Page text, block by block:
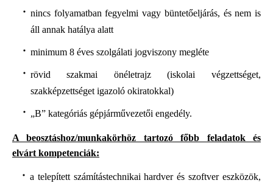
nincs folyamatban fegyelmi vagy büntetőeljárás, és nem is
áll annak hatálya alatt
minimum 8 éves szolgálati jogviszony megléte
rövid szakmai önéletrajz (iskolai végzettséget,
szakképzettséget igazoló okiratokkal)
„B” kategóriás gépjárművezetői engedély.
A beosztáshoz/munkakörhöz tartozó főbb feladatok és
elvárt kompetenciák:
a telepített számítástechnikai hardver és szoftver eszközök,